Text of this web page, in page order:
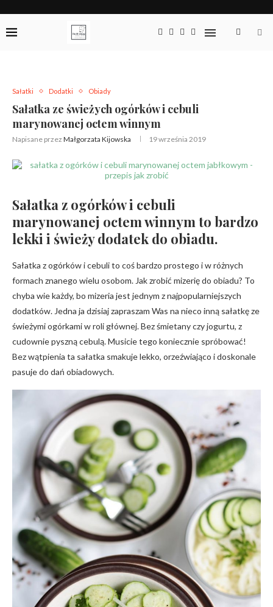
Sałatki Dodatki Obiady
Sałatka ze świeżych ogórków i cebuli
marynowanej octem winnym
Napisane przez Małgorzata Kijowska 19 września 2019
Sałatka z ogórków i cebuli
marynowanej octem winnym to bardzo
lekki i świeży dodatek do obiadu.
Sałatka z ogórków i cebuli to coś bardzo prostego i w różnych
formach znanego wielu osobom. Jak zrobić mizerię do obiadu? To
chyba wie każdy, bo mizeria jest jednym z najpopularniejszych
dodatków. Jedna ja dzisiaj zapraszam Was na nieco inną sałatkę ze
świeżymi ogórkami w roli głównej. Bez śmietany czy jogurtu, z
cudownie pyszną cebulą. Musicie tego koniecznie spróbować!
Bez wątpienia ta sałatka smakuje lekko, orzeźwiająco i doskonale
pasuje do dań obiadowych.